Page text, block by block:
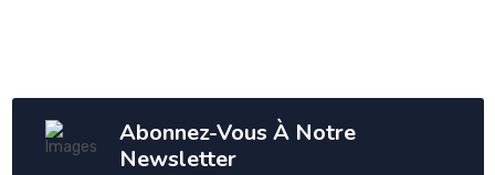
Abonnez-Vous À Notre
Newsletter